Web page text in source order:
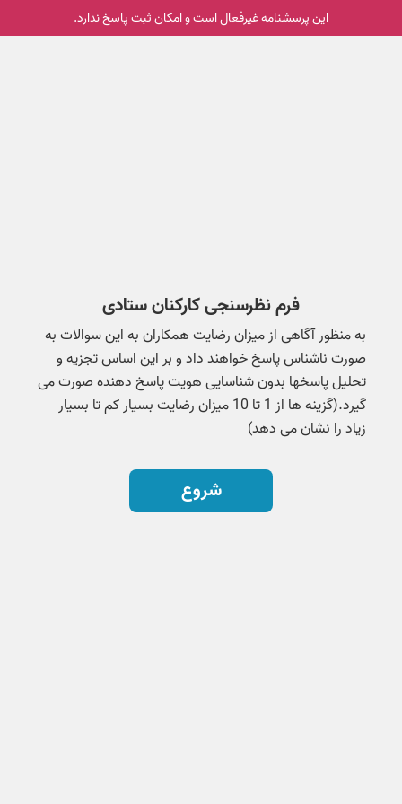
این پرسشنامه غیر‌فعال است و امکان ثبت پاسخ ندارد.
فرم نظرسنجی کارکنان ستادی
به منظور آگاهی از میزان رضایت همکاران به این سوالات به
صورت ناشناس پاسخ خواهند داد و بر این اساس تجزیه و
تحلیل پاسخها بدون شناسایی هویت پاسخ دهنده صورت می
گیرد.(گزینه ها از 1 تا 10 میزان رضایت بسیار کم تا بسیار
زیاد را نشان می دهد)
شروع